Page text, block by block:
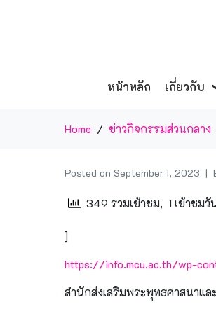
หน้าหลัก เกี่ยวกับ
Home ข่าวกิจกรรมส่วนกลาง
Posted on September 1, 2023
349 รวมเข้าชม, 1 เข้าชมวั
]
https://info.mcu.ac.th/wp-
สำนักส่งเสริมพระพุทธศาสนาแล